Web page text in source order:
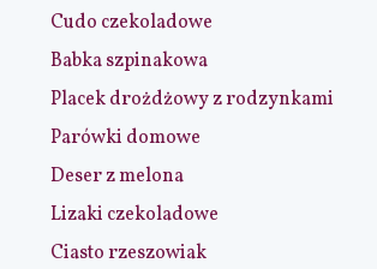
Cudo czekoladowe
Babka szpinakowa
Placek drożdżowy z rodzynkami
Parówki domowe
Deser z melona
Lizaki czekoladowe
Ciasto rzeszowiak